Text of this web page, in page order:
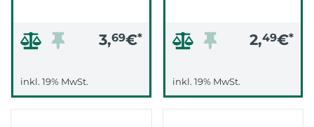
3,69€*
inkl. 19% MwSt.
2,49€*
inkl. 19% MwSt.